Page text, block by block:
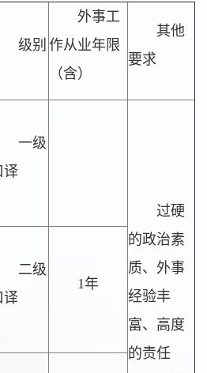
级别
外事工
作从业年限
（含）
其他
要求
一级
译
过硬
的政治素
质、外事
经验丰
富、高度
的责任
二级
译
1年